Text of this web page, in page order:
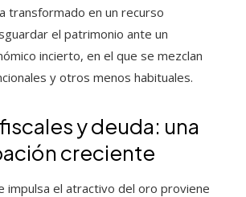
transformado en un recurso
el patrimonio ante un
incierto, en el que se mezclan
y otros menos habituales.
y deuda: una
creciente
impulsa el atractivo del oro proviene